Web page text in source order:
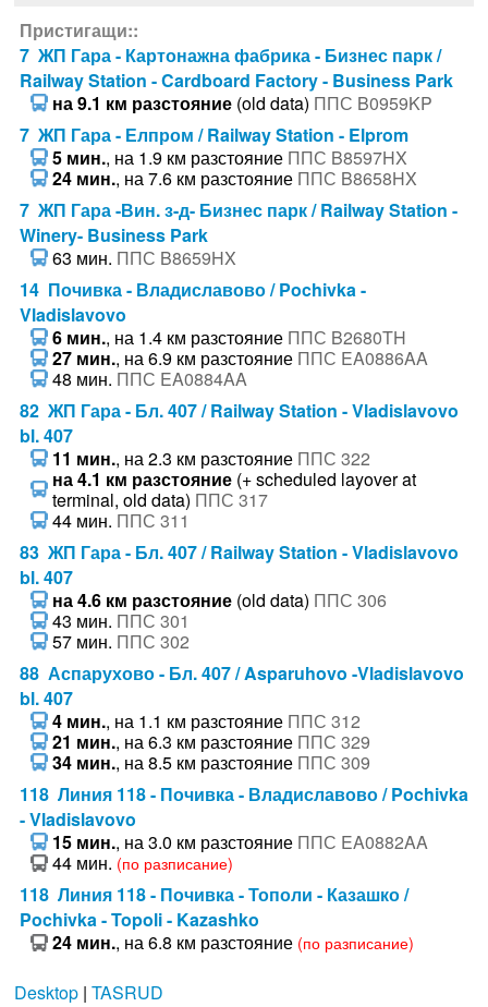
Пристигащи::
7 ЖП Гара - Картонажна фабрика - Бизнес парк /
Railway Station - Cardboard Factory - Business Park
на 9.1 км разстояние(old data) ППС B0959KP
7 ЖП Гара - Елпром / Railway Station - Elprom
5 мин., на 1.9 км разстояние ППС B8597HX
24 мин., на 7.6 км разстояние ППС B8658HX
7 ЖП Гара -Вин. з-д- Бизнес парк / Railway Station -
Winery- Business Park
63 мин. ППС B8659HX
14 Почивка - Владиславово / Pochivka -
Vladislavovo
6 мин., на 1.4 км разстояние ППС B2680TH
27 мин., на 6.9 км разстояние ППС EA0886AA
48 мин. ППС EA0884AA
82 ЖП Гара - Бл. 407 / Railway Station - Vladislavovo
bl. 407
11 мин., на 2.3 км разстояние ППС 322
на 4.1 км разстояние(+ scheduled layover at
terminal, old data) ППС 317
44 мин. ППС 311
83 ЖП Гара - Бл. 407 / Railway Station - Vladislavovo
bl. 407
на 4.6 км разстояние(old data) ППС 306
43 мин. ППС 301
57 мин. ППС 302
88 Аспарухово - Бл. 407 / Asparuhovo -Vladislavovo
bl. 407
4 мин., на 1.1 км разстояние ППС 312
21 мин., на 6.3 км разстояние ППС 329
34 мин., на 8.5 км разстояние ППС 309
118 Линия 118 - Почивка - Владиславово / Pochivka
- Vladislavovo
15 мин., на 3.0 км разстояние ППС EA0882AA
44 мин. (по разписание)
118 Линия 118 - Почивка - Тополи - Казашко /
Pochivka - Topoli - Kazashko
24 мин., на 6.8 км разстояние (по разписание)
Desktop| TASRUD